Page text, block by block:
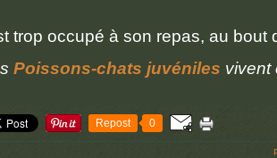
trop occupé à son repas, au bout
Poissons-chats juvéniles vivent
Repost 0